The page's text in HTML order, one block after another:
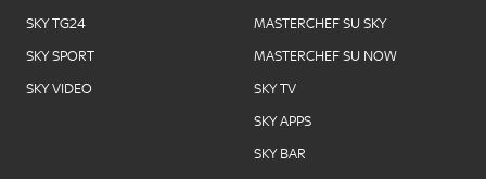
SKY TG24
SKY SPORT
SKY VIDEO
MASTERCHEF SU SKY
MASTERCHEF SU NOW
SKY TV
SKY APPS
SKY BAR